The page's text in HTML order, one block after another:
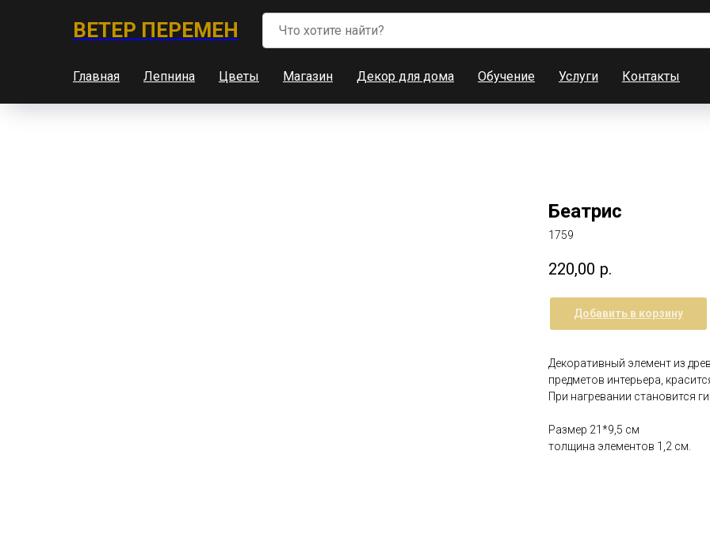
ВЕТЕР ПЕРЕМЕН
Главная Лепнина Цветы Магазин Декор для дома Обучение Услуги Контакты
Беатрис
1759
220,00 р.
Добавить в корзину
Декоративный элемент из
предметов интерьера,
При нагревании становится
Размер 21*9,5 см
толщина элементов 1,2 см.